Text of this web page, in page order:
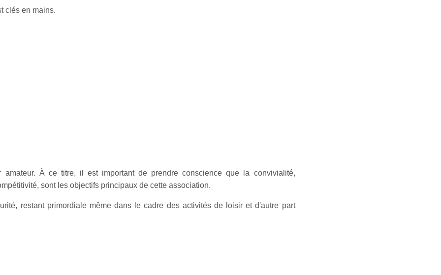
clés en mains.
À ce titre, il est important de prendre conscience que la convivialité,
sont les objectifs principaux de cette association.
restant primordiale même dans le cadre des activités de loisir et d'autre part